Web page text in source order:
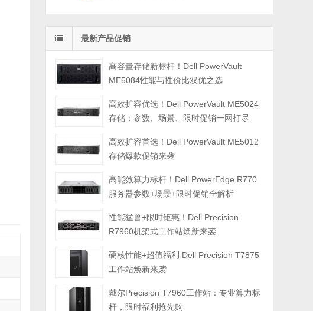
最新产品促销
高容量存储新标杆！Dell PowerVault
ME5084性能与性价比双优之选
高效扩容优选！Dell PowerVault ME5024
存储：参数、场景、限时促销一网打尽
高效扩容首选！Dell PowerVault ME5012
存储爆款促销来袭
高能效算力标杆！Dell PowerEdge R770
服务器参数+场景+限时促销全解析
性能猛兽+限时钜惠！Dell Precision
R7960机架式工作站焕新来袭
硬核性能+超值福利 Dell Precision T7875
工作站焕新来袭
戴尔Precision T7960工作站：专业算力标
杆，限时福利抢先购